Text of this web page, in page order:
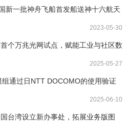
新一批神舟飞船首发船送神十六航天
2023-05-30
个万兆光网试点，赋能工业与社区数
2025-05-27
通过日NTT DOCOMO的使用验证
2025-06-10
台湾设立新办事处，拓展业务版图